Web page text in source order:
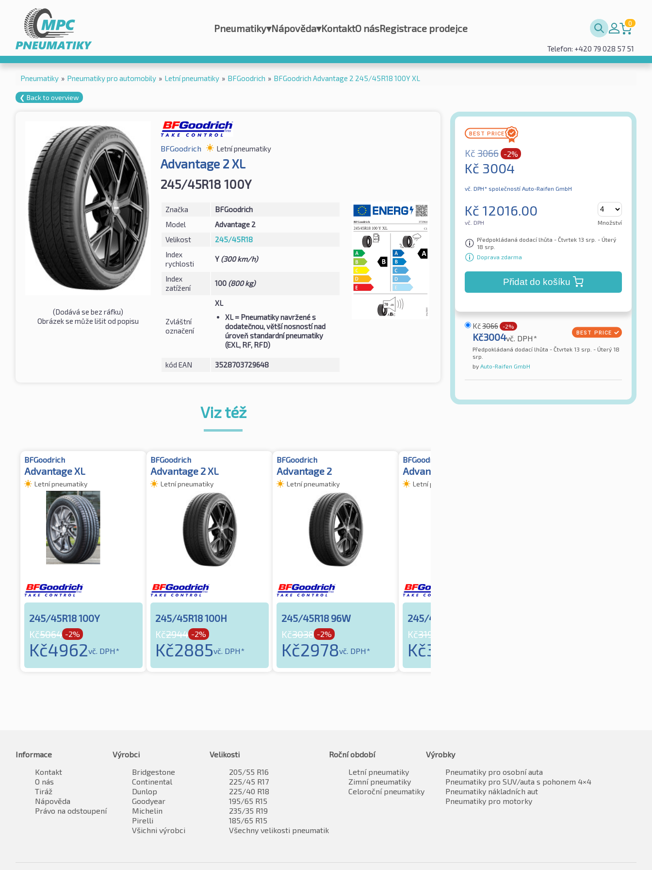
Pneumatiky▾Nápověda▾KontaktO násRegistrace prodejce 0
Telefon: +420 79 028 57 51
Pneumatiky » Pneumatiky pro automobily » Letní pneumatiky » BFGoodrich » BFGoodrich Advantage 2 245/45R18 100Y XL
❮ Back to overview
(Dodává se bez ráfku)
Obrázek se může lišit od popisu
BFGoodrich Letní pneumatiky
Advantage 2 XL
245/45R18 100Y
Značka
BFGoodrich
Model
Advantage 2
Velikost
245/45R18
Index
rychlosti
Y (300 km/h)
Index
zatížení
100 (800 kg)
Zvláštní
označení
XL
XL= Pneumatiky navržené s
dodatečnou, větší nosností nad
úroveň standardní pneumatiky
(EXL, RF, RFD)
kód EAN 3528703729648
Kč 3066 -2%
Kč 3004
vč. DPH* společností Auto-Raifen GmbH
Kč 12016.00
vč. DPH Množství
Předpokládaná dodací lhůta - Čtvrtek 13 srp. - Úterý
18 srp.
Doprava zdarma
Přidat do košíku
Kč3066 -2%
Kč3004vč. DPH*
Předpokládaná dodací lhůta - Čtvrtek 13 srp. - Úterý 18
srp.
by Auto-Raifen GmbH
Viz též
BFGoodrich
Advantage XL
Letní pneumatiky
245/45R18 100Y
Kč5064 -2%
Kč4962vč. DPH*
BFGoodrich
Advantage 2 XL
Letní pneumatiky
245/45R18 100H
Kč2944 -2%
Kč2885vč. DPH*
BFGoodrich
Advantage 2
Letní pneumatiky
245/45R18 96W
Kč3038 -2%
Kč2978vč. DPH*
BFGoodrich
Advantage 2
Letní pneumatiky
245/45R18 96Y
Kč3199
Kč3135
Informace
Kontakt
O nás
Tiráž
Nápověda
Právo na odstoupení
Výrobci
Bridgestone
Continental
Dunlop
Goodyear
Michelin
Pirelli
Všichni výrobci
Velikosti
205/55 R16
225/45 R17
225/40 R18
195/65 R15
235/35 R19
185/65 R15
Všechny velikosti pneumatik
Roční období
Letní pneumatiky
Zimní pneumatiky
Celoroční pneumatiky
Výrobky
Pneumatiky pro osobní auta
Pneumatiky pro SUV/auta s pohonem 4×4
Pneumatiky nákladních aut
Pneumatiky pro motorky